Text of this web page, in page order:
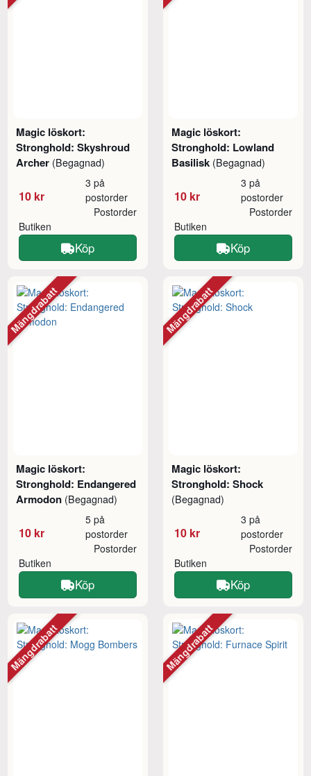
Magic löskort:
Stronghold: Skyshroud
Archer (Begagnad)
10 kr
3 på
postorder
Butiken
Postorder
Köp
Magic löskort:
Stronghold: Lowland
Basilisk (Begagnad)
10 kr
3 på
postorder
Butiken
Postorder
Köp
Magic löskort:
Stronghold: Endangered
Armodon (Begagnad)
10 kr
5 på
postorder
Butiken
Postorder
Köp
Mängdrabatt
Magic löskort:
Stronghold: Shock
(Begagnad)
10 kr
3 på
postorder
Butiken
Postorder
Köp
Mängdrabatt
Mängdrabatt Mängdrabatt